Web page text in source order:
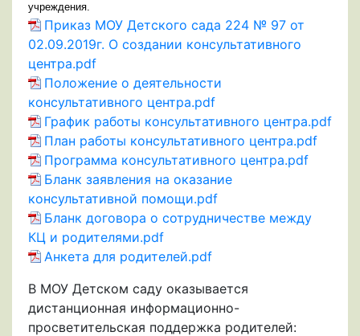
учреждения.
Приказ МОУ Детского сада 224 № 97 от
02.09.2019г. О создании консультативного
центра.pdf
Положение о деятельности
консультативного центра.pdf
График работы консультативного центра.pdf
План работы консультативного центра.pdf
Программа консультативного центра.pdf
Бланк заявления на оказание
консультативной помощи.pdf
Бланк договора о сотрудничестве между
КЦ и родителями.pdf
Анкета для родителей.pdf
В МОУ Детском саду оказывается
дистанционная информационно-
просветительская поддержка родителей: